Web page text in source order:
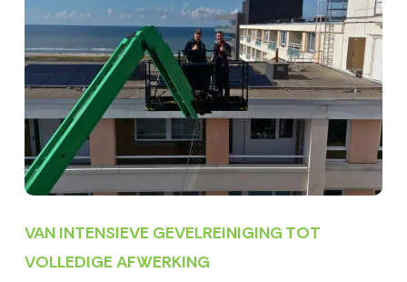
VAN INTENSIEVE GEVELREINIGING TOT
VOLLEDIGE AFWERKING